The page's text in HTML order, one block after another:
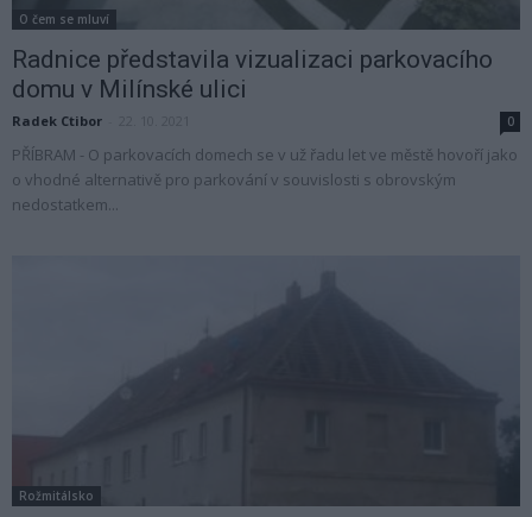
O čem se mluví
Radnice představila vizualizaci parkovacího
domu v Milínské ulici
Radek Ctibor 0
PŘÍBRAM - O parkovacích domech se v už řadu let ve městě hovoří jako
o vhodné alternativě pro parkování v souvislosti s obrovským
nedostatkem...
Rožmitálsko